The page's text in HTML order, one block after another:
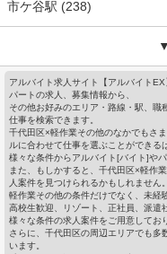
市ケ谷駅 (238)
アルバイト求人サイト【アルバイト
パートの求人、募集情報から、
その他お好みのエリア・路線・駅、
仕事を検索できます。
千代田区×軽作業その他のなかでもさ
ルに合わせて仕事を選ぶことができる
様々な条件からアルバイト[バイト]や
また、もしかすると、千代田区×軽作
人案件を見つけられるかもしれません。
軽作業その他の条件だけでなく、未経
高校生歓迎、リゾート、正社員、派遣
様々な条件の求人案件をご用意してお
さらに、千代田区の周辺エリアでも多
います。